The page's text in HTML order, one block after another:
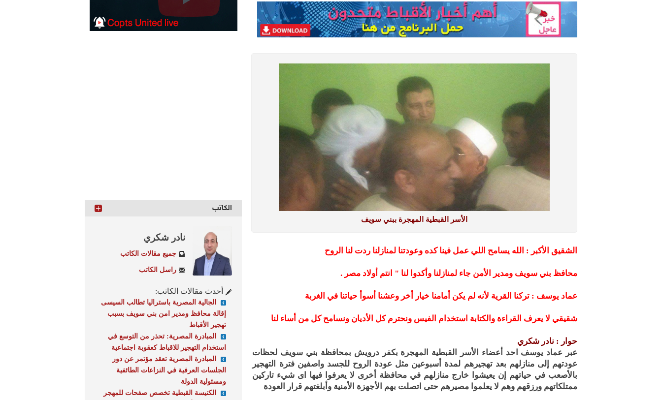
الأسر القبطية المهجرة ببني سويف
الشقيق الأكبر : الله يسامح اللي عمل فينا كده وعودتنا لمنازلنا ردت لنا الروح
محافظ بني سويف ومدير الأمن جاء لمنازلنا وأكدوا لنا " انتم أولاد مصر .
عماد يوسف : تركنا القرية لأنه لم يكن أمامنا خيار أخر وعشنا أسوأ حياتنا في الغربة
شقيقي لا يعرف القراءة والكتابة استخدام الفيس ونحترم كل الأديان ونسامح كل من أساء لنا
حوار : نادر شكري
عبر عماد يوسف احد أعضاء الأسر القبطية المهجرة بكفر درويش بمحافظة بني سويف لحظات
عودتهم إلى منازلهم بعد تهجيرهم لمدة أسبوعين مثل عودة الروح للجسد واصفين فترة التهجير
بالأصعب في حياتهم إن يعيشوا خارج منازلهم في محافظة أخرى لا يعرفوا فيها اى شيء تاركين
ممتلكاتهم ورزقهم وهم لا يعلموا مصيرهم حتى اتصلت بهم الأجهزة الأمنية وأبلغتهم قرار العودة
الكاتب
نادر شكري
جميع مقالات الكاتب
راسل الكاتب
أحدث مقالات الكاتب:
الجالية المصرية باستراليا تطالب السيسى
إقالة محافظ ومدير امن بني سويف بسبب
تهجير الأقباط
المبادرة المصرية: تحذر من التوسع في
استخدام التهجير للاقباط كعقوبة اجتماعية
المبادرة المصرية تعقد مؤتمر عن دور
الجلسات العرفية في النزاعات الطائفية
ومسئولية الدولة
الكنيسة القبطية تخصص صفحات للمهجر